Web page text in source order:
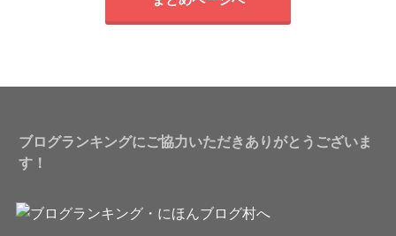
ブログランキングにご協力いただきありがとうございま
す！